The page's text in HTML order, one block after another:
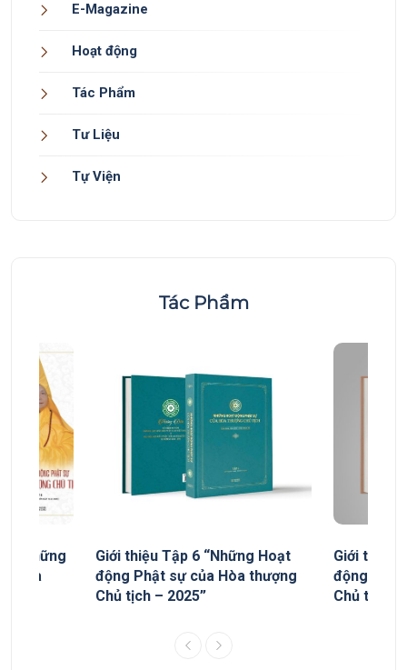
E-Magazine
Hoạt động
Tác Phẩm
Tư Liệu
Tự Viện
Tác Phẩm
“Những
Hòa
Giới thiệu Tập 6 “Những Hoạt
động Phật sự của Hòa thượng
Chủ tịch – 2025”
Giới thiệu
động
Chủ tịch”